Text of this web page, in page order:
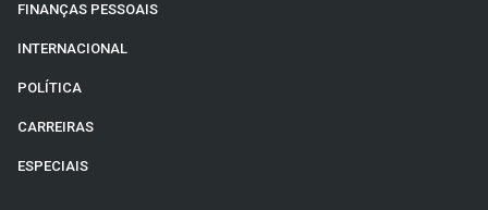
FINANÇAS PESSOAIS
INTERNACIONAL
POLÍTICA
CARREIRAS
ESPECIAIS